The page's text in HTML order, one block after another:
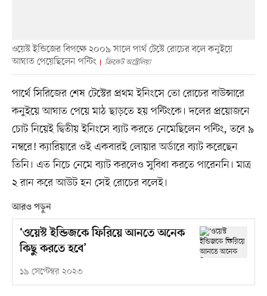
ওয়েস্ট ইন্ডিজের বিপক্ষে ২০০৯ সালে পার্থ টেস্টে রোচের বলে কনুইয়ে
আঘাত পেয়েছিলেন পন্টিং
ক্রিকেট অস্ট্রেলিয়া
পার্থে সিরিজের শেষ টেস্টের প্রথম ইনিংসে তো রোচের বাউন্সারে
কনুইয়ে আঘাত পেয়ে মাঠ ছাড়তে হয় পন্টিংকে। দলের প্রয়োজনে
চোট নিয়েই দ্বিতীয় ইনিংসে ব্যাট করতে নেমেছিলেন পন্টিং, তবে ৯
নম্বরে! ক্যারিয়ারে ওই একবারই লোয়ার অর্ডারে ব্যাট করেছেন
তিনি। এত নিচে নেমে ব্যাট করলেও সুবিধা করতে পারেননি। মাত্র
২ রান করে আউট হন সেই রোচের বলেই।
আরও পড়ুন
‘ওয়েস্ট ইন্ডিজকে ফিরিয়ে আনতে অনেক
কিছু করতে হবে’
১৯ সেপ্টেম্বর ২০২৩